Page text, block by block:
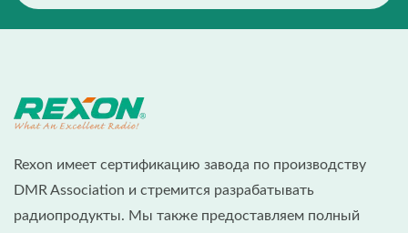
Rexon имеет сертификацию завода по производству
DMR Association и стремится разрабатывать
радиопродукты. Мы также предоставляем полный